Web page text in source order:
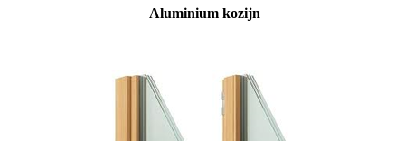
Aluminium kozijn